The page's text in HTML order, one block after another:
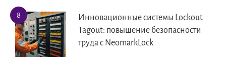
Инновационные системы Lockout
Tagout: повышение безопасности
труда с NeomarkLock